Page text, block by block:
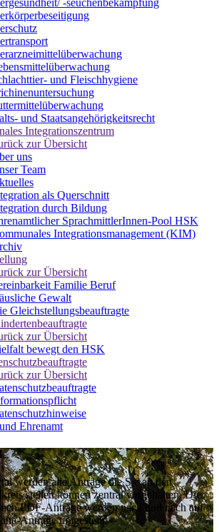
und Fleischhygiene
und Staatsangehörigkeitsrecht
Integrationszentrum
zur Übersicht
uns
Team
als Querschnitt
durch Bildung
SprachmittlerInnen-Pool HSK
Integrationsmanagement (KIM)
zur Übersicht
Familie Beruf
Gewalt
Gleichstellungsbeauftragte
zur Übersicht
bewegt den HSK
zur Übersicht
Ehrenamt
werden alle Anträge die Sie an den
stellen können zentral vorgehalten. Die
PDF-Anträge werden nach und nach auf
Anträge umgestellt.